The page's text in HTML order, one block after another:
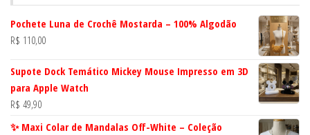
Pochete Luna de Crochê Mostarda – 100% Algodão
R$ 110,00
Supote Dock Temático Mickey Mouse Impresso em 3D
para Apple Watch
R$ 49,90
✨ Maxi Colar de Mandalas Off-White – Coleção